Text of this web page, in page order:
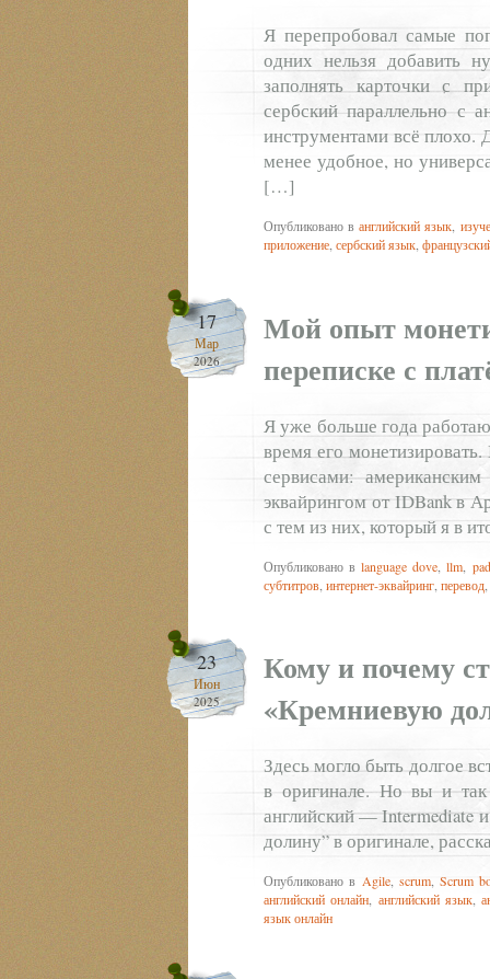
Я перепробовал самые
одних нельзя добавить
заполнять карточки с
сербский параллельно с
инструментами всё плохо.
менее удобное, но
[…]
Опубликовано ванглийский язык
приложение сербский язык
17
Мар
2026
Мой опыт
переписке с
Я уже больше года
время его
сервисами:
эквайрингом от IDBank в
с тем из них, который я в
Опубликовано вlanguage dove ,llm
субтитров интернет-эквайринг перевод
23
Июн
2025
Кому и почему
«Кремниевую
Здесь могло быть долгое
в оригинале. Но вы и
английский — Intermediate
долину” в оригинале,
Опубликовано в Agile, scrum, Scrum
английский онлайн, английский язык,
язык онлайн